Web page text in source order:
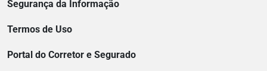
Segurança da Informação
Termos de Uso
Portal do Corretor e Segurado